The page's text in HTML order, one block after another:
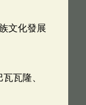
文化發展
瓦隆、